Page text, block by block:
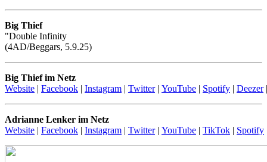
Big Thief
"Double Infinity
(4AD/Beggars, 5.9.25)
Big Thief im Netz
Website | Facebook | Instagram | Twitter| YouTube | Spotify | Deezer
Adrianne Lenker im Netz
Website | Facebook | Instagram | Twitter| YouTube | TikTok | Spotify